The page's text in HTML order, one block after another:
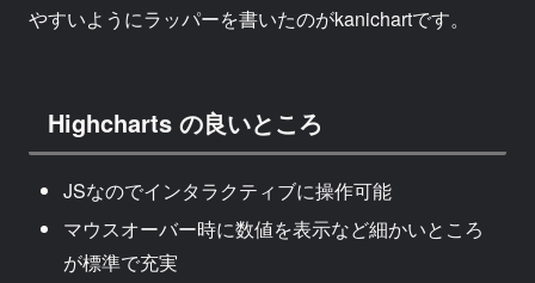
やすいようにラッパーを書いたのがkanichartです。
Highcharts の良いところ
JSなのでインタラクティブに操作可能
マウスオーバー時に数値を表示など細かいところ
が標準で充実